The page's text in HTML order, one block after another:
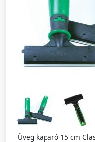
Üveg kaparó 15 cm